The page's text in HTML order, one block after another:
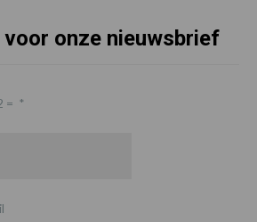
onze nieuwsbrief
= *